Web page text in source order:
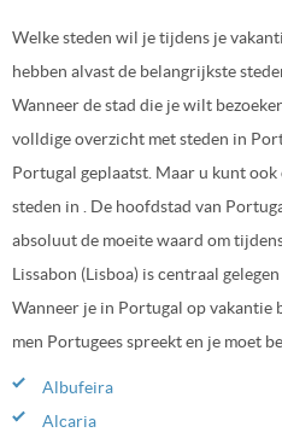
Welke steden wil je tijdens je
hebben alvast de belangrijkste
Wanneer de stad die je wilt
volldige overzicht met steden in
Portugal geplaatst. Maar u kunt
steden in . De hoofdstad van
absoluut de moeite waard om
Lissabon (Lisboa) is centraal
Wanneer je in Portugal op vakantie
men Portugees spreekt en je moet
Albufeira
Alcaria